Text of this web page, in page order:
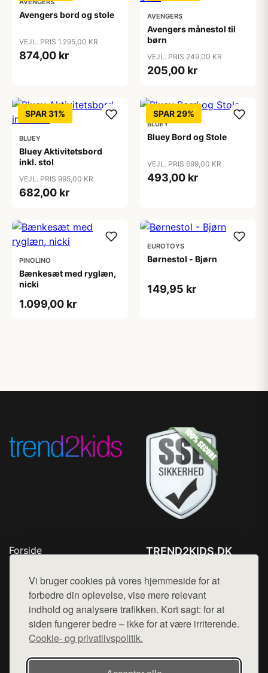
Vi bruger cookies på vores hjemmeside for at
forbedre din oplevelse, vise mere relevant
indhold og analysere trafikken. Kort sagt: for at
siden fungerer bedre – ikke for at være irriterende.
Cookie- og privatlivspolitik.
AVENGERS
Avengers bord og stole
VEJL. PRIS 1.295,00 KR
874,00 kr
AVENGERS
Avengers månestol til
børn
VEJL. PRIS 249,00 KR
205,00 kr
SPAR 31%
BLUEY
Bluey Aktivitetsbord
inkl. stol
VEJL. PRIS 995,00 KR
682,00 kr
SPAR 29%
BLUEY
Bluey Bord og Stole
VEJL. PRIS 699,00 KR
493,00 kr
PINOLINO
Bænkesæt med ryglæn,
nicki
1.099,00 kr
EUROTOYS
Børnestol - Bjørn
149,95 kr
Forside
Top Rabatter
Blog
Kontakt
TREND2KIDS.DK
Mail: hej@want.dk
Cookie- og privatlivspolitik